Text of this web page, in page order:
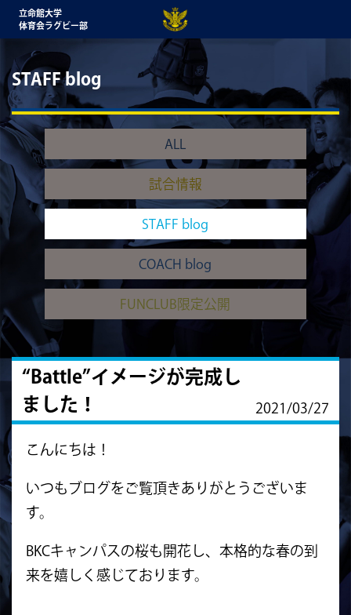
立命館大学
体育会ラグビー部
STAFF blog
ALL
試合情報
STAFF blog
COACH blog
FUNCLUB限定公開
“Battle”イメージが完成し
ました！
2021/03/27
‎こんにちは！
いつもブログをご覧頂きありがとうございま
す。
BKCキャンパスの桜も開花し、本格的な春の到
来を嬉しく感じております。